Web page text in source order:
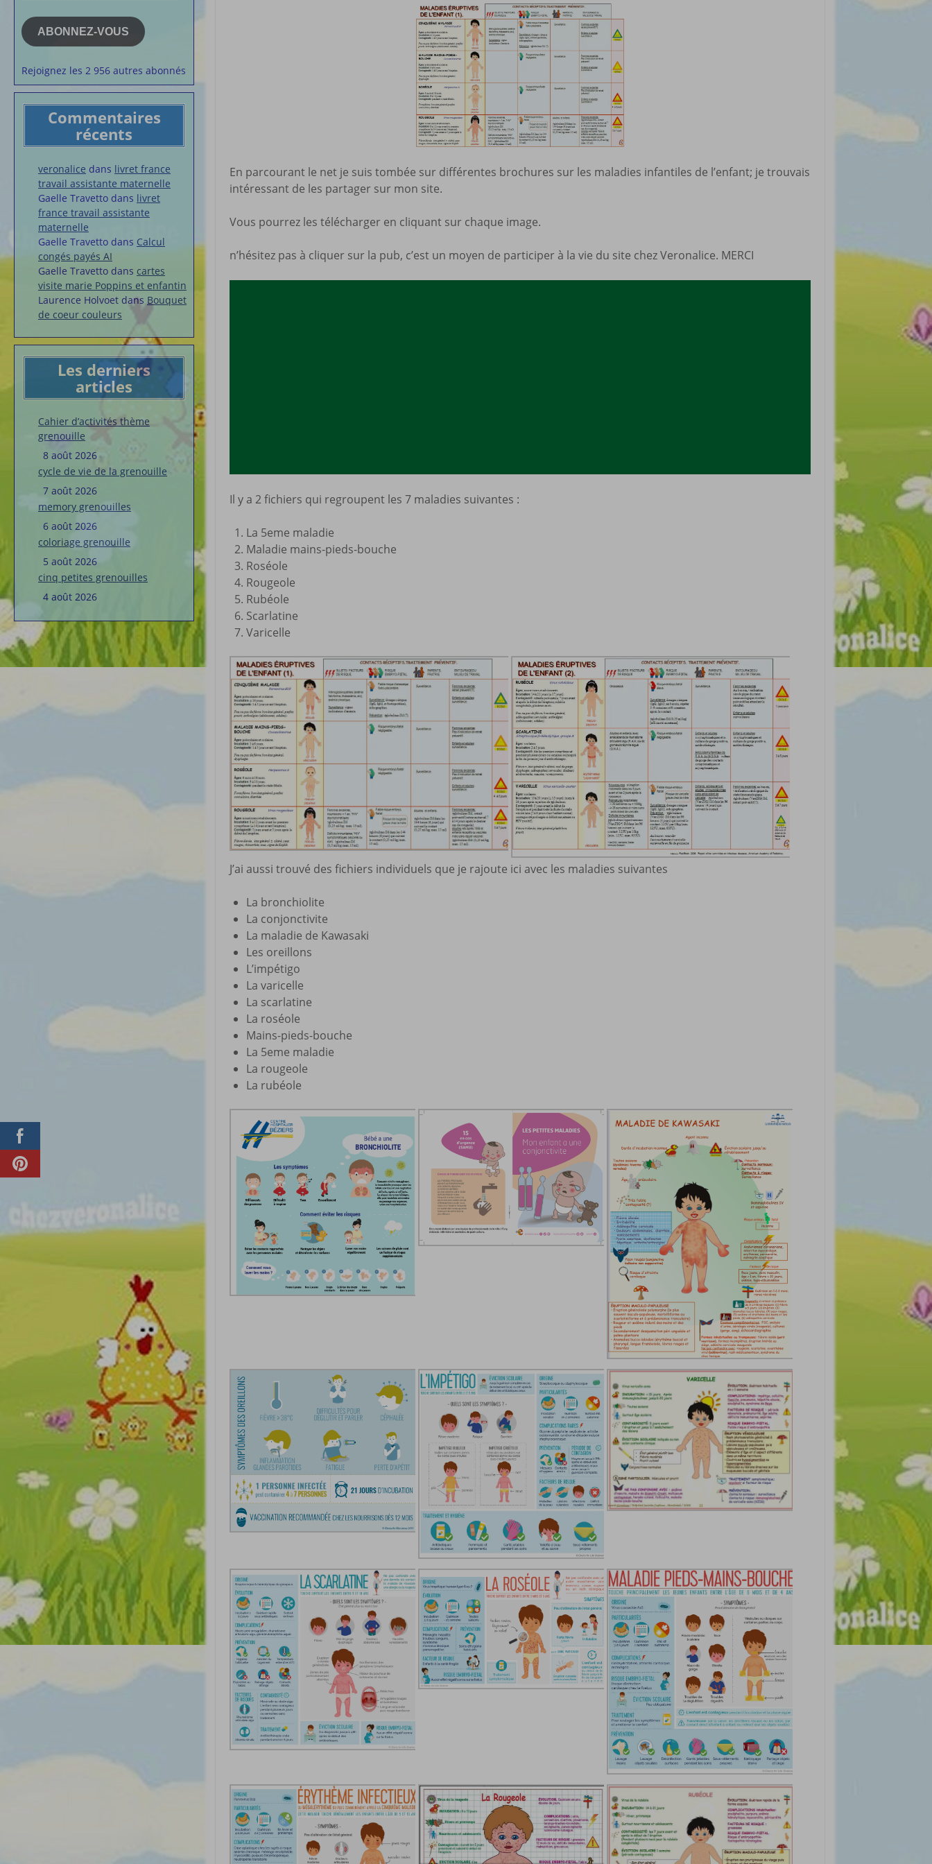
Mes articles préférés
mail
ABONNEZ-VOUS
Rejoignez les 2 956 autres abonnés
Commentaires
récents
veronalice dans livret france
travail assistante maternelle
Gaelle Travetto dans livret
france travail assistante
maternelle
Gaelle Travetto dans Calcul
congés payés AI
Gaelle Travetto dans cartes
visite marie Poppins et enfantin
Laurence Holvoet dans Bouquet
de coeur couleurs
Les derniers
articles
Cahier d’activités thème
grenouille
8 août 2026
cycle de vie de la grenouille
7 août 2026
memory grenouilles
6 août 2026
coloriage grenouille
5 août 2026
cinq petites grenouilles
4 août 2026
En parcourant le net je suis tombée sur différentes brochures sur les maladies infantiles de l’enfant; je trouvais
intéressant de les partager sur mon site.
Vous pourrez les télécharger en cliquant sur chaque image.
n’hésitez pas à cliquer sur la pub, c’est un moyen de participer à la vie du site chez Veronalice. MERCI
Il y a 2 fichiers qui regroupent les 7 maladies suivantes :
La 5eme maladie
Maladie mains-pieds-bouche
Roséole
Rougeole
Rubéole
Scarlatine
Varicelle
J’ai aussi trouvé des fichiers individuels que je rajoute ici avec les maladies suivantes
La bronchiolite
La conjonctivite
La maladie de Kawasaki
Les oreillons
L’impétigo
La varicelle
La scarlatine
La roséole
Mains-pieds-bouche
La 5eme maladie
La rougeole
La rubéole